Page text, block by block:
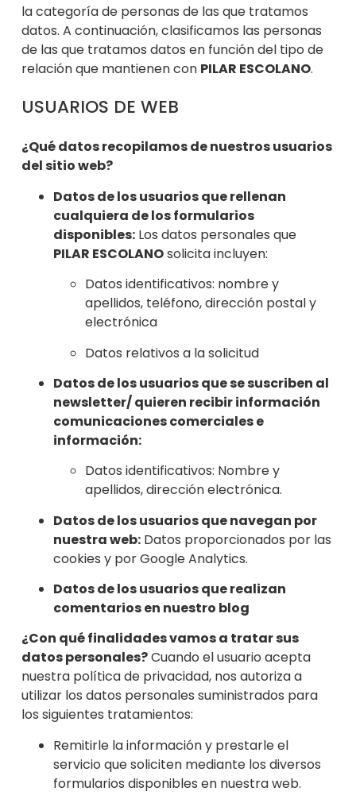
la categoría de personas de las que tratamos
datos. A continuación, clasificamos las personas
de las que tratamos datos en función del tipo de
relación que mantienencon PILAR ESCOLANO.
USUARIOS DE WEB
¿Qué datos recopilamos de nuestros usuarios
del sitio web?
Datos de los usuarios que rellenan
cualquiera de los formularios
disponibles:Los datos personales que
PILAR ESCOLANOsolicita incluyen:
Datos identificativos: nombre y
apellidos, teléfono, dirección postal y
electrónica
Datos relativos a la solicitud
Datos de los usuarios que se suscriben al
newsletter/ quieren recibir información
comunicaciones comerciales e
información:
Datos identificativos: Nombre y
apellidos, dirección electrónica.
Datos de los usuarios que navegan por
nuestra web:Datos proporcionados por las
cookies y por Google Analytics.
Datos de los usuarios que realizan
comentarios en nuestro blog
¿Con qué finalidades vamos a tratar sus
datos personales?Cuando el usuario acepta
nuestra política de privacidad, nos autoriza a
utilizar los datos personales suministrados para
los siguientes tratamientos:
Remitirle la información y prestarle el
servicio que soliciten mediante los diversos
formularios disponibles en nuestra web.